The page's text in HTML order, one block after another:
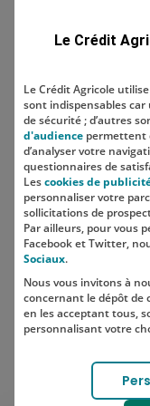
SUIVEZ-
Le Crédit
Le Crédit Agricole
sont indispensables
de sécurité ; d’autres
d'audience permettent
d’analyser votre
questionnaires de
Lescookies de
personnaliser votre
sollicitations de
Par ailleurs, pour vous
Facebook et Twitter,
Sociaux.
Nous vous invitons à
concernant le dépôt de
en les acceptant tous,
personnalisant votre
Votre choix est libre et
sur le lien "Cookies",